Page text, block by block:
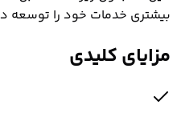
بیشتری خدمات خود را توسعه
مزایای کلیدی